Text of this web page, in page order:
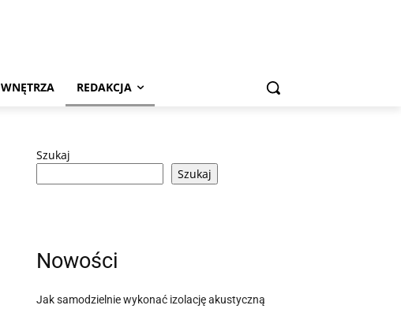
WNĘTRZA REDAKCJA
Szukaj
Szukaj
Nowości
Jak samodzielnie wykonać izolację akustyczną